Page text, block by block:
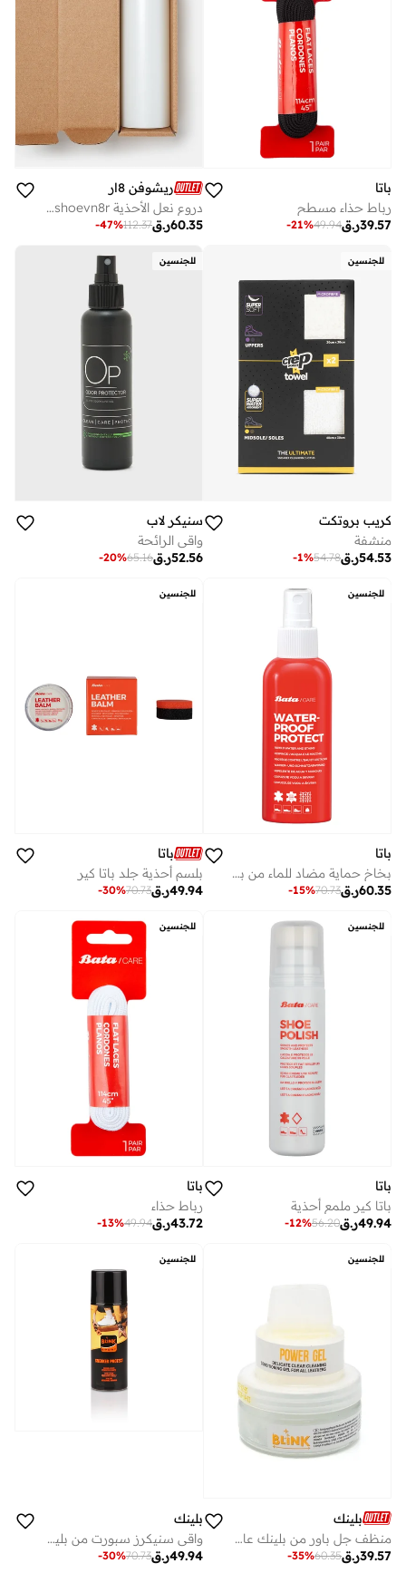
باتا
رباط حذاء مسطح
ر.ق39.57
49.94
-21%
ريشوفن 8ار
دروع نعل الأحذية Reshoevn8r
ر.ق60.35
112.37
-47%
للجنسين
كريب بروتكت
منشفة
ر.ق54.53
54.78
-1%
للجنسين
سنيكر لاب
واقي الرائحة
ر.ق52.56
65.16
-20%
للجنسين
باتا
بخاخ حماية مضاد للماء من باتا كير
ر.ق60.35
70.73
-15%
للجنسين
باتا
بلسم أحذية جلد باتا كير
ر.ق49.94
70.73
-30%
للجنسين
باتا
باتا كير ملمع أحذية
ر.ق49.94
56.20
-12%
للجنسين
باتا
رباط حذاء
ر.ق43.72
49.94
-13%
للجنسين
بلينك
منظف جل باور من بلينك عالي الأداء
ر.ق39.57
60.35
-35%
للجنسين
بلينك
واقي سنيكرز سبورت من بلينك – درع للأحذية الرياضية
ر.ق49.94
70.73
-30%